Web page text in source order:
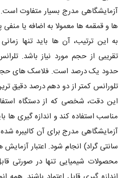
آزمایشگاهی مدرج بسیار متفاوت
ها و قمقمه ها معمولا به اضافه یا
به این ترتیب، آن ها باید تنها
تقریبی از حجم مورد نیاز باشد.
حدود یک درصد است. فلاسک های
تلورانس کمتر از دو دهم درصد دقیق
این دقت، شخصی که از دستگاه
مناسب استفاده کند و اندازه گیری ها
آزمایشگاهی مدرج برای آن کالیبره
سانتی گراد) انجام شود. اعتبار
محصولات شیمیایی تنها در صورتی